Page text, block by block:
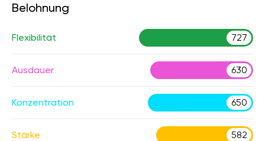
Belohnung
Flexibilität 727
Ausdauer 630
Konzentration 650
Stärke 582